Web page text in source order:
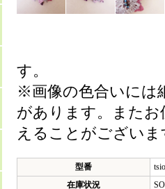
す。
※画像の色合いには
があります。またお
えることがございま
型番
在庫状況